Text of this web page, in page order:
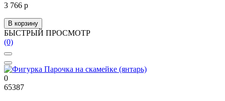
3 766 р
В корзину
БЫСТРЫЙ ПРОСМОТР
(0)
0
65387